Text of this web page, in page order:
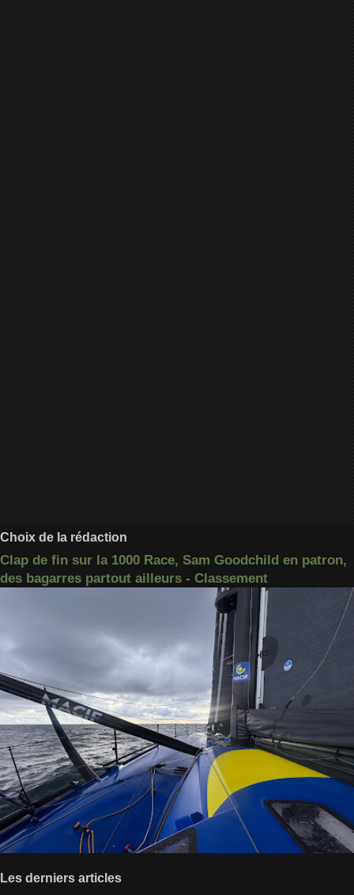
Choix de la rédaction
Clap de fin sur la 1000 Race, Sam Goodchild en patron,
des bagarres partout ailleurs - Classement
Les derniers articles